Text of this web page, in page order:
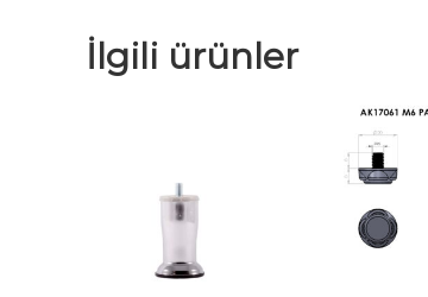
İlgili ürünler